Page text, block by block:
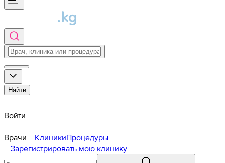
Найти
Войти
Врачи КлиникиПроцедуры
Зарегистрировать мою клинику